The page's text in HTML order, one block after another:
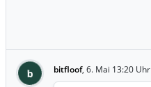
b bitfloof, 6. Mai 13:20 Uhr